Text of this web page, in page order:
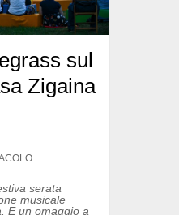
sul
Zigaina
serata
musicale
E un omaggio a